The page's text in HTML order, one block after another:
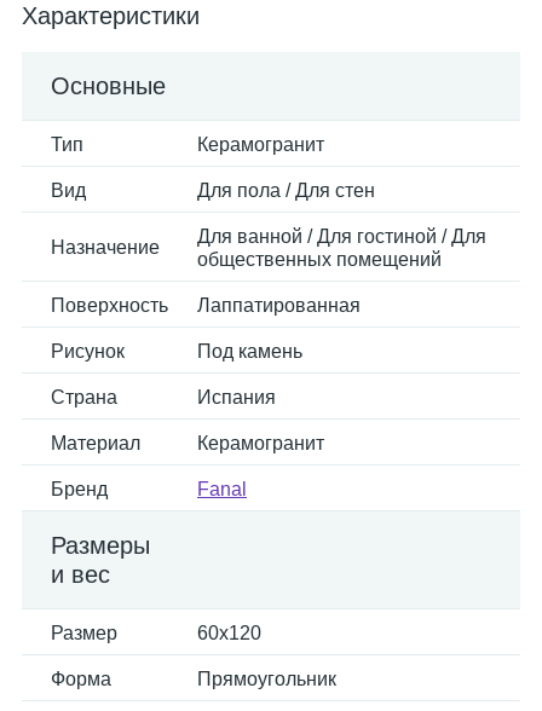
Характеристики
Основные
Тип Керамогранит
Вид Для пола / Для стен
Назначение
Для ванной / Для гостиной / Для
общественных помещений
Поверхность Лаппатированная
Рисунок Под камень
Страна Испания
Материал Керамогранит
Бренд Fanal
Размеры
и вес
Размер 60x120
Форма Прямоугольник